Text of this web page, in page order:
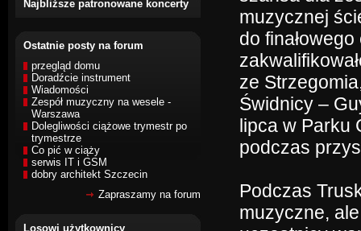
Najbliższe patronowane koncerty
Ostatnie posty na forum
przegląd domu
Doradźcie instrument
Wiadomości
Zespół muzyczny na wesele -
Warszawa
Dolegliwości ciążowe trymestr po
trymestrze
Co pić w ciąży
serwis IT i GSM
dobry architekt Szczecin
Zapraszamy na forum
Losowi użytkownicy
muzycznej
do
ze
Świdnicy –
lipca w Parku
podczas
Podczas
muzyczne,